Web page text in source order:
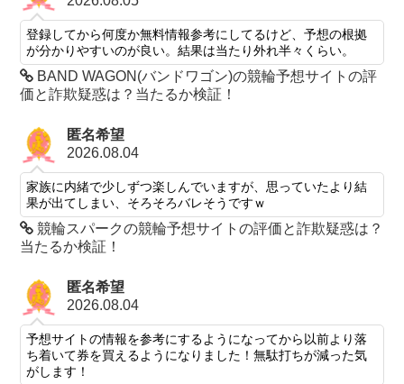
登録してから何度か無料情報参考にしてるけど、予想の根拠
が分かりやすいのが良い。結果は当たり外れ半々くらい。
BAND WAGON(バンドワゴン)の競輪予想サイトの評
価と詐欺疑惑は？当たるか検証！
匿名希望
2026.08.04
家族に内緒で少しずつ楽しんでいますが、思っていたより結
果が出てしまい、そろそろバレそうですｗ
競輪スパークの競輪予想サイトの評価と詐欺疑惑は？
当たるか検証！
匿名希望
2026.08.04
予想サイトの情報を参考にするようになってから以前より落
ち着いて券を買えるようになりました！無駄打ちが減った気
がします！